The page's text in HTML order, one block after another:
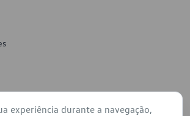
experiência durante a navegação,